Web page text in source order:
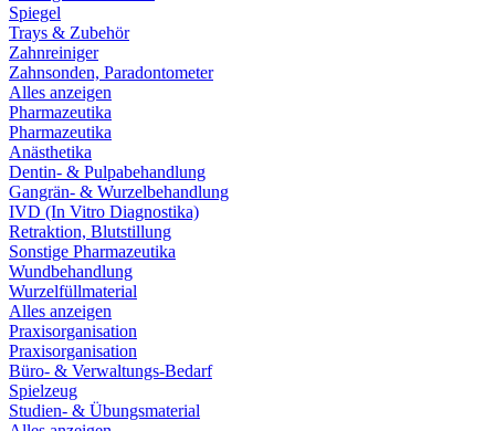
Spiegel
Trays & Zubehör
Zahnreiniger
Zahnsonden, Paradontometer
Alles anzeigen
Pharmazeutika
Pharmazeutika
Anästhetika
Dentin- & Pulpabehandlung
Gangrän- & Wurzelbehandlung
IVD (In Vitro Diagnostika)
Retraktion, Blutstillung
Sonstige Pharmazeutika
Wundbehandlung
Wurzelfüllmaterial
Alles anzeigen
Praxisorganisation
Praxisorganisation
Büro- & Verwaltungs-Bedarf
Spielzeug
Studien- & Übungsmaterial